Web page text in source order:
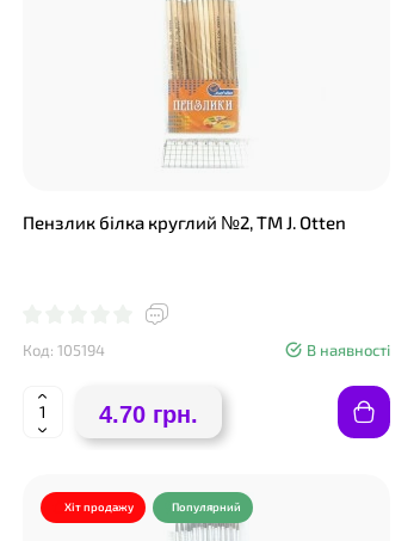
Пензлик білка круглий №2, ТМ J. Otten
Код: 105194 В наявності
4.70 грн.
Хіт продажу Популярний